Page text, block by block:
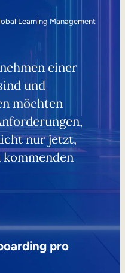
Learning Management
einer
und
möchten
nur jetzt,
pro